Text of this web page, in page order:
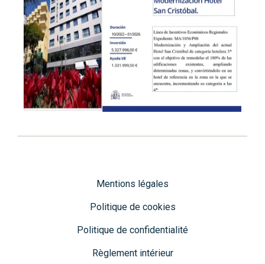
Mentions légales
Politique de cookies
Politique de confidentialité
Règlement intérieur